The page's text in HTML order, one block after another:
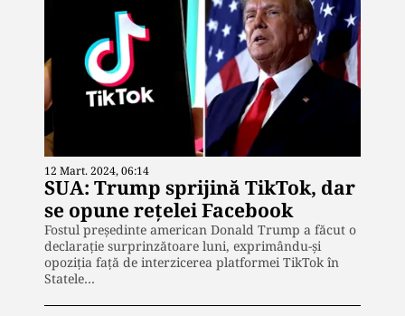
12 Mart. 2024, 06:14
SUA: Trump sprijină TikTok, dar
se opune rețelei Facebook
Fostul președinte american Donald Trump a făcut o
declarație surprinzătoare luni, exprimându-și
opoziția față de interzicerea platformei TikTok în
Statele…